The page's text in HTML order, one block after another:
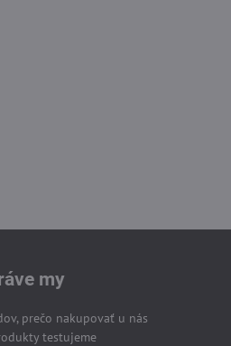
my
prečo nakupovať u nás
testujeme